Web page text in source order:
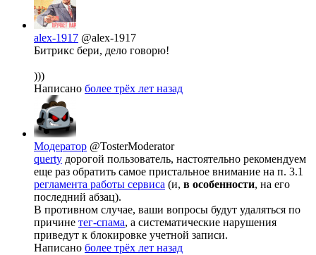
alex-1917 @alex-1917
Битрикс бери, дело говорю!
)))
Написано более трёх лет назад
Модератор @TosterModerator
querty дорогой пользователь, настоятельно рекомендуем
еще раз обратить самое пристальное внимание на п. 3.1
регламента работы сервиса (и, в особенности, на его
последний абзац).
В противном случае, ваши вопросы будут удаляться по
причине тег-спама, а систематические нарушения
приведут к блокировке учетной записи.
Написано более трёх лет назад